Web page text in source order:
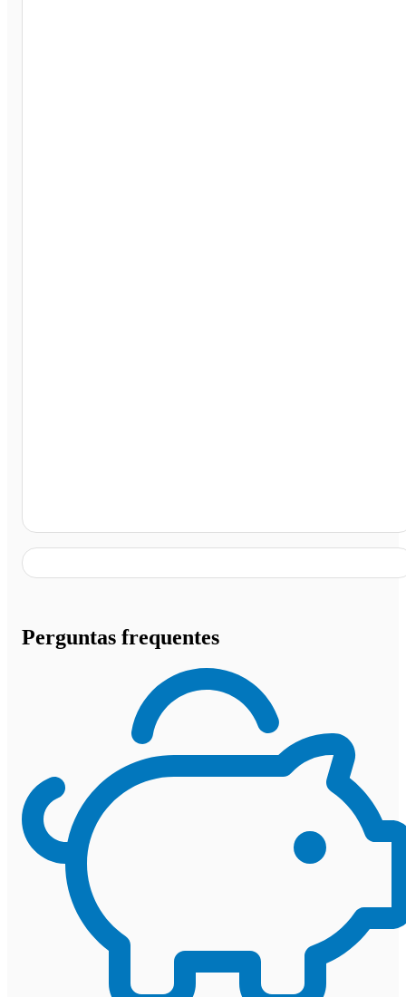
Perguntas frequentes